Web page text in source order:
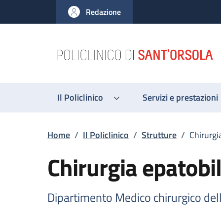
al contenuto principale
to footer content
Redazione
Il Policlinico Servizi e prestazioni
Briciole di pane
Home / Il Policlinico / Strutture /
Chirurgia
Dipartimento Medico chirurgico